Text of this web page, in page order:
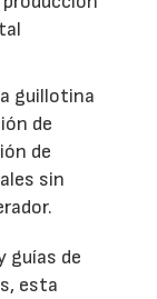
guillotina
de
de
sin
guías de
esta